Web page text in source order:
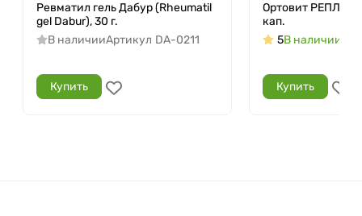
Ревматил гель Дабур (Rheumatil
gel Dabur), 30 г.
В наличииАртикул DA-0211
Купить
Ортовит РЕПЛ
кап.
5В наличии
Купить